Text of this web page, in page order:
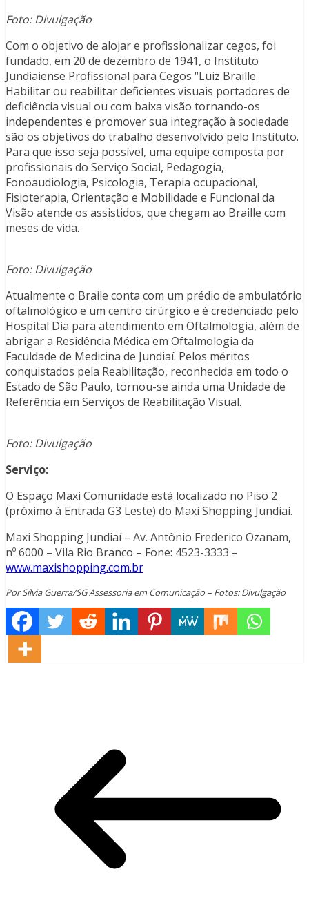
Foto: Divulgação
Com o objetivo de alojar e profissionalizar cegos, foi
fundado, em 20 de dezembro de 1941, o Instituto
Jundiaiense Profissional para Cegos “Luiz Braille.
Habilitar ou reabilitar deficientes visuais portadores de
deficiência visual ou com baixa visão tornando-os
independentes e promover sua integração à sociedade
são os objetivos do trabalho desenvolvido pelo Instituto.
Para que isso seja possível, uma equipe composta por
profissionais do Serviço Social, Pedagogia,
Fonoaudiologia, Psicologia, Terapia ocupacional,
Fisioterapia, Orientação e Mobilidade e Funcional da
Visão atende os assistidos, que chegam ao Braille com
meses de vida.
Foto: Divulgação
Atualmente o Braile conta com um prédio de ambulatório
oftalmológico e um centro cirúrgico e é credenciado pelo
Hospital Dia para atendimento em Oftalmologia, além de
abrigar a Residência Médica em Oftalmologia da
Faculdade de Medicina de Jundiaí. Pelos méritos
conquistados pela Reabilitação, reconhecida em todo o
Estado de São Paulo, tornou-se ainda uma Unidade de
Referência em Serviços de Reabilitação Visual.
Foto: Divulgação
Serviço:
O Espaço Maxi Comunidade está localizado no Piso 2
(próximo à Entrada G3 Leste) do Maxi Shopping Jundiaí.
Maxi Shopping Jundiaí – Av. Antônio Frederico Ozanam,
nº 6000 – Vila Rio Branco – Fone: 4523-3333 –
www.maxishopping.com.br
Por Sílvia Guerra/SG Assessoria em Comunicação – Fotos: Divulgação